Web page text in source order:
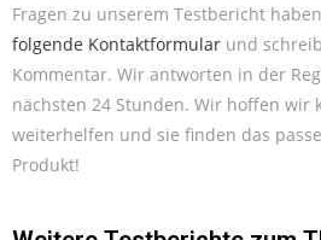
Fragen zu unserem Testbericht
folgende Kontaktformular und
Kommentar. Wir antworten in der
nächsten 24 Stunden. Wir hoffen wir
weiterhelfen und sie finden das
Produkt!